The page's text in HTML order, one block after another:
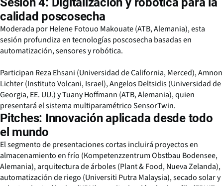
calidad poscosecha
Moderada por Helene Fotouo Makouate (ATB, Alemania), esta
sesión profundiza en tecnologías poscosecha basadas en
automatización, sensores y robótica.
Participan Reza Ehsani (Universidad de California, Merced), Amnon
Lichter (Instituto Volcani, Israel), Angelos Deltsidis (Universidad de
Georgia, EE. UU.) y Tuany Hoffmann (ATB, Alemania), quien
presentará el sistema multiparamétrico SensorTwin.
Pitches: Innovación aplicada desde todo
el mundo
El segmento de presentaciones cortas incluirá proyectos en
almacenamiento en frío (Kompetenzzentrum Obstbau Bodensee,
Alemania), arquitectura de árboles (Plant & Food, Nueva Zelanda),
automatización de riego (Universiti Putra Malaysia), secado solar y